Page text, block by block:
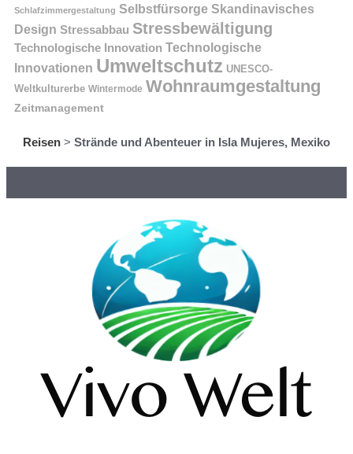
Schlafzimmergestaltung Selbstfürsorge Skandinavisches
Design Stressabbau Stressbewältigung
Technologische Innovation Technologische
Innovationen Umweltschutz UNESCO-
Weltkulturerbe Wintermode Wohnraumgestaltung
Zeitmanagement
Reisen > Strände und Abenteuer in Isla Mujeres, Mexiko